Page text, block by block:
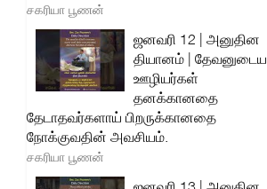
சகரியா பூணன்
ஜனவரி 12 | அனுதின
தியானம் | தேவனுடைய
ஊழியர்கள்
தனக்கானதை
தேடாதவர்களாய் பிறருக்கானதை
நோக்குவதின் அவசியம்.
சகரியா பூணன்